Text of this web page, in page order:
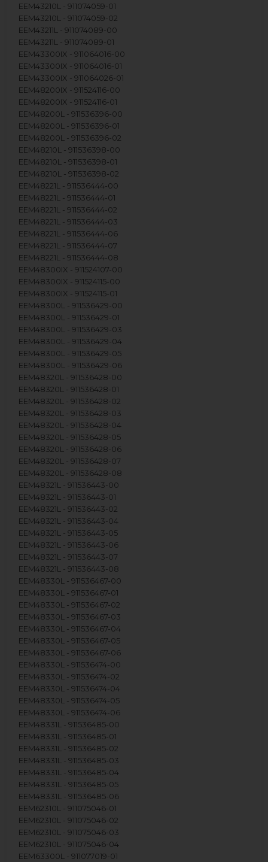
EEM43210L - 911074059-01
EEM43210L - 911074059-02
EEM43211L - 911074089-00
EEM43211L - 911074089-01
EEM43300IX - 911064016-00
EEM43300IX - 911064016-01
EEM43300IX - 911064026-01
EEM48200IX - 911524116-00
EEM48200IX - 911524116-01
EEM48200L - 911536396-00
EEM48200L - 911536396-01
EEM48200L - 911536396-02
EEM48210L - 911536398-00
EEM48210L - 911536398-01
EEM48210L - 911536398-02
EEM48221L - 911536444-00
EEM48221L - 911536444-01
EEM48221L - 911536444-02
EEM48221L - 911536444-03
EEM48221L - 911536444-06
EEM48221L - 911536444-07
EEM48221L - 911536444-08
EEM48300IX - 911524107-00
EEM48300IX - 911524115-00
EEM48300IX - 911524115-01
EEM48300L - 911536429-00
EEM48300L - 911536429-01
EEM48300L - 911536429-03
EEM48300L - 911536429-04
EEM48300L - 911536429-05
EEM48300L - 911536429-06
EEM48320L - 911536428-00
EEM48320L - 911536428-01
EEM48320L - 911536428-02
EEM48320L - 911536428-03
EEM48320L - 911536428-04
EEM48320L - 911536428-05
EEM48320L - 911536428-06
EEM48320L - 911536428-07
EEM48320L - 911536428-08
EEM48321L - 911536443-00
EEM48321L - 911536443-01
EEM48321L - 911536443-02
EEM48321L - 911536443-04
EEM48321L - 911536443-05
EEM48321L - 911536443-06
EEM48321L - 911536443-07
EEM48321L - 911536443-08
EEM48330L - 911536467-00
EEM48330L - 911536467-01
EEM48330L - 911536467-02
EEM48330L - 911536467-03
EEM48330L - 911536467-04
EEM48330L - 911536467-05
EEM48330L - 911536467-06
EEM48330L - 911536474-00
EEM48330L - 911536474-02
EEM48330L - 911536474-04
EEM48330L - 911536474-05
EEM48330L - 911536474-06
EEM48331L - 911536485-00
EEM48331L - 911536485-01
EEM48331L - 911536485-02
EEM48331L - 911536485-03
EEM48331L - 911536485-04
EEM48331L - 911536485-05
EEM48331L - 911536485-06
EEM62310L - 911075046-01
EEM62310L - 911075046-02
EEM62310L - 911075046-03
EEM62310L - 911075046-04
EEM63300L - 911077019-01